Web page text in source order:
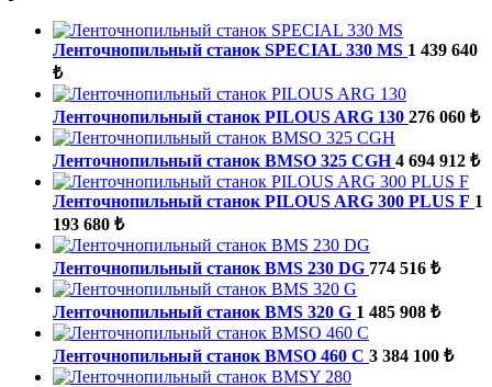
Ленточнопильный станок SPECIAL 330 MS 1 439 640
₺
Ленточнопильный станок PILOUS ARG 130 276 060 ₺
Ленточнопильный станок BMSO 325 CGH 4 694 912 ₺
Ленточнопильный станок PILOUS ARG 300 PLUS F 1
193 680 ₺
Ленточнопильный станок BMS 230 DG 774 516 ₺
Ленточнопильный станок BMS 320 G 1 485 908 ₺
Ленточнопильный станок BMSO 460 C 3 384 100 ₺